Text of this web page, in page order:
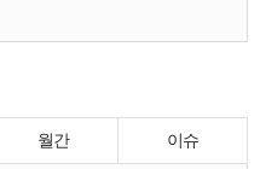
월간 이슈